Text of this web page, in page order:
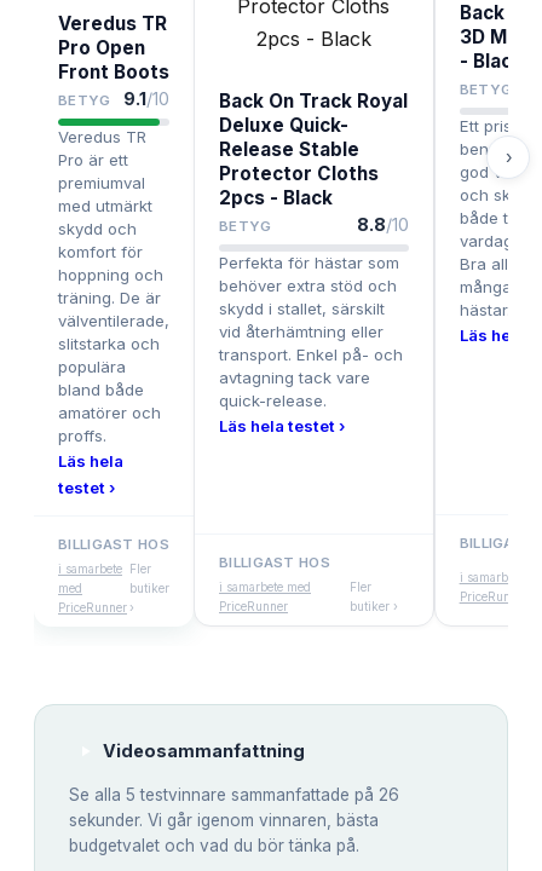
Veredus TR
Pro Open
Front Boots
BETYG 9.1/10
Veredus TR
Pro är ett
premiumval
med utmärkt
skydd och
komfort för
hoppning och
träning. De är
välventilerade,
slitstarka och
populära
bland både
amatörer och
proffs.
Läs hela
testet ›
BILLIGAST HOS
i samarbete
med
PriceRunner
Fler
butiker
›
Back On Track Royal
Deluxe Quick-
Release Stable
Protector Cloths
2pcs - Black
BETYG 8.8/10
Perfekta för hästar som
behöver extra stöd och
skydd i stallet, särskilt
vid återhämtning eller
transport. Enkel på- och
avtagning tack vare
quick-release.
Läs hela testet ›
BILLIGAST HOS
i samarbete med
PriceRunner
Fler
butiker ›
Back On
3D
- Black
BETYG
Ett prisvärt
benskydd
god
och
både
Bra
många
hästar.
Läs hela
BILLIGAST
i samarbete
PriceRunner
›
Videosammanfattning
Se alla 5 testvinnare sammanfattade på 26
sekunder. Vi går igenom vinnaren, bästa
budgetvalet och vad du bör tänka på.